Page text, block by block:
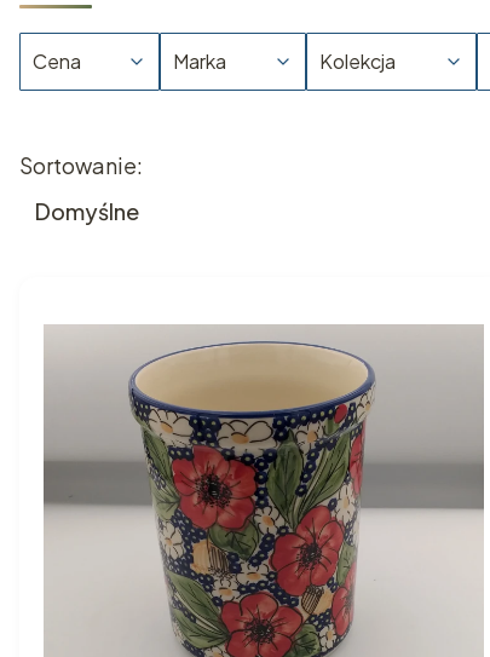
Cena Marka Kolekcja
Lista produktów
Sortowanie:
Domyślne